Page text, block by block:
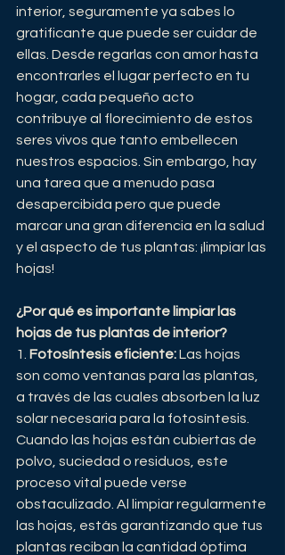
interior, seguramente ya sabes lo
gratificante que puede ser cuidar de
ellas. Desde regarlas con amor hasta
encontrarles el lugar perfecto en tu
hogar, cada pequeño acto
contribuye al florecimiento de estos
seres vivos que tanto embellecen
nuestros espacios. Sin embargo, hay
una tarea que a menudo pasa
desapercibida pero que puede
marcar una gran diferencia en la salud
y el aspecto de tus plantas: ¡limpiar las
hojas!
¿Por qué es importante limpiar las
hojas de tus plantas de interior?
1. Fotosíntesis eficiente: Las hojas
son como ventanas para las plantas,
a través de las cuales absorben la luz
solar necesaria para la fotosíntesis.
Cuando las hojas están cubiertas de
polvo, suciedad o residuos, este
proceso vital puede verse
obstaculizado. Al limpiar regularmente
las hojas, estás garantizando que tus
plantas reciban la cantidad óptima